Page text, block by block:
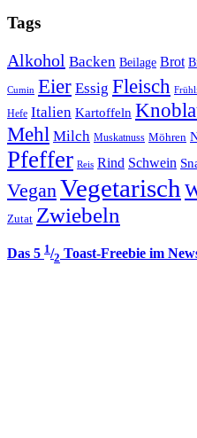
Tags
Alkohol Backen Beilage Brot
Cumin Eier Essig Fleisch
Hefe Italien Kartoffeln
Mehl Milch Muskatnuss Möhren
Pfeffer Reis Rind Schwein
VeganVegetarisch
Zutat Zwiebeln
Das 5 1/2 Toast-Freebie im